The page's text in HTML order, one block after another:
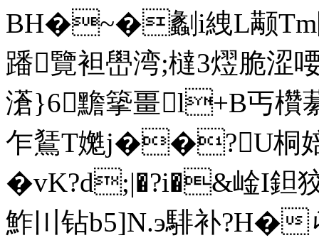
BH�~�劙i絏L颟Tm
蹯覽袒嶨湾;橽3熤脆涩
濸}6黵篫畺l+B丐欑
乍鵟T嬔j��?U桐
�vK?d;|�?i�&崯I鉭
鮓〣钻b5]N.э騑补?H�